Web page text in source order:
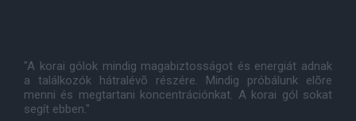
"A korai gólok mindig magabiztosságot és energiát adnak
a találkozók hátralévõ részére. Mindig próbálunk elõre
menni és megtartani koncentrációnkat. A korai gól sokat
segít ebben."